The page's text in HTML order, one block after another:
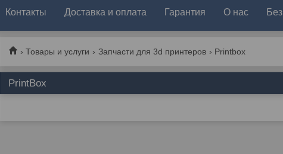
Контакты Доставка и оплата Гарантия О нас
Товары и услуги Запчасти для 3d принтеров Printbox
PrintBox